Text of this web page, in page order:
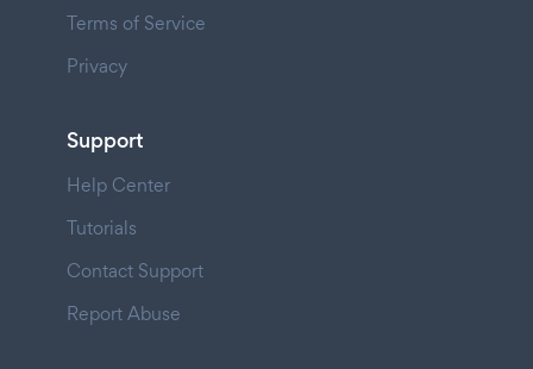
Terms of Service
Privacy
Support
Help Center
Tutorials
Contact Support
Report Abuse